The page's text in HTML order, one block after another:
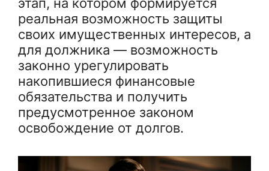
реальная возможность защиты
своих имущественных интересов, а
для должника — возможность
законно урегулировать
накопившиеся финансовые
обязательства и получить
предусмотренное законом
освобождение от долгов.